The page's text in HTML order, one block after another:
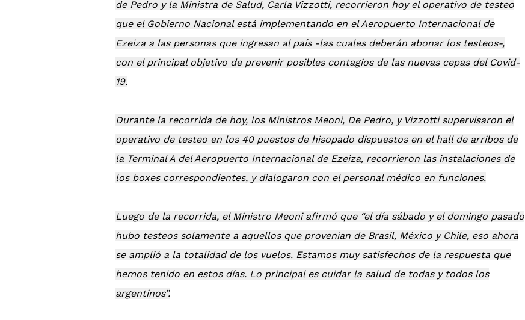
de Pedro y la Ministra de Salud, Carla Vizzotti, recorrieron hoy el operativo de testeo
que el Gobierno Nacional está implementando en el Aeropuerto Internacional de
Ezeiza a las personas que ingresan al país -las cuales deberán abonar los testeos-,
con el principal objetivo de prevenir posibles contagios de las nuevas cepas del Covid-
19.
Durante la recorrida de hoy, los Ministros Meoni, De Pedro, y Vizzotti supervisaron el
operativo de testeo en los 40 puestos de hisopado dispuestos en el hall de arribos de
la Terminal A del Aeropuerto Internacional de Ezeiza, recorrieron las instalaciones de
los boxes correspondientes, y dialogaron con el personal médico en funciones.
Luego de la recorrida, el Ministro Meoni afirmó que “el día sábado y el domingo pasado
hubo testeos solamente a aquellos que provenían de Brasil, México y Chile, eso ahora
se amplió a la totalidad de los vuelos. Estamos muy satisfechos de la respuesta que
hemos tenido en estos días. Lo principal es cuidar la salud de todas y todos los
argentinos”.